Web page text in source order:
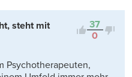
Kontrovers
37
0
steht mit
Psychotherapeuten,